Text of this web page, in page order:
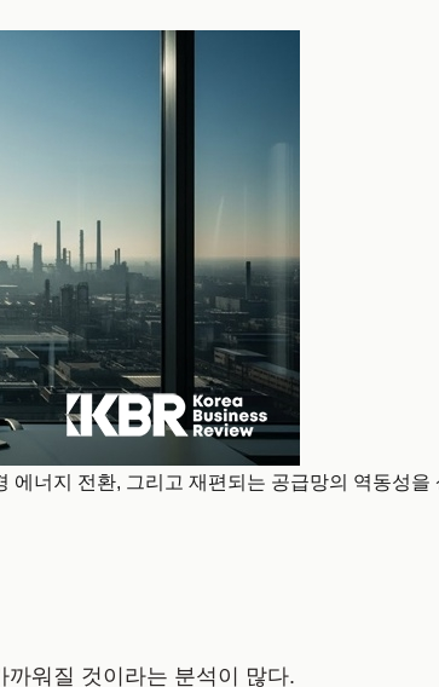
너지 전환, 그리고 재편되는 공급망의 역동성
워질 것이라는 분석이 많다.